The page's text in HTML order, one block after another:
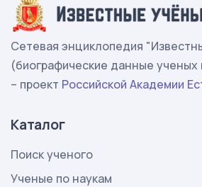
Сетевая энциклопедия
(биографические данные ученых
– проект Российской Академии
Каталог
Поиск ученого
Ученые по наукам